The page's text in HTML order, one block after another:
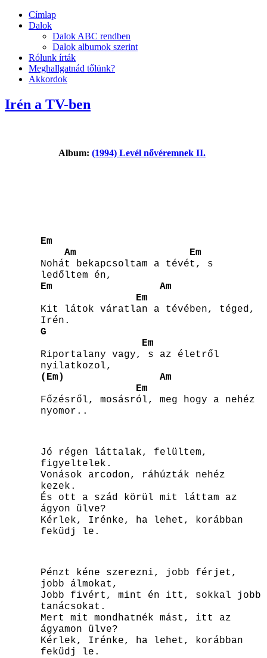
Címlap
Dalok
Dalok ABC rendben
Dalok albumok szerint
Rólunk írták
Meghallgatnád tőlünk?
Akkordok
Irén a TV-ben
Album: (1994) Levél nővéremnek II.
Em
Am
Em
Nohát
bekapcsoltam a tévét, s
ledőltem én,
Em
Am
Em
Kit látok váratlan a tévében, téged,
Irén.
G
Em
Riportalany vagy, s az életről
nyilatkozol,
(Em)
Am
Em
Főzésről, mosásról, meg hogy a nehéz
nyomor..
Jó régen láttalak, felültem,
figyeltelek.
Vonások arcodon, ráhúzták nehéz
kezek.
És ott a szád körül mit láttam az
ágyon ülve?
Kérlek, Irénke, ha lehet, korábban
feküdj le.
Pénzt kéne szerezni, jobb férjet,
jobb álmokat,
Jobb fivért, mint én itt, sokkal jobb
tanácsokat.
Mert mit mondhatnék mást, itt az
ágyamon ülve?
Kérlek, Irénke, ha lehet, korábban
feküdj le.